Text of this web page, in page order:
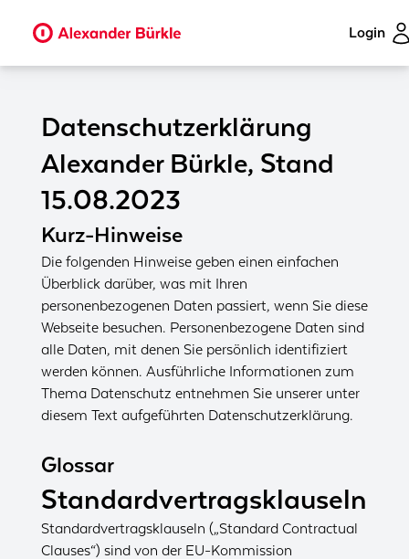
Login
Datenschutzerklärung
Alexander Bürkle, Stand
15.08.2023
Kurz-Hinweise
Die folgenden Hinweise geben einen einfachen
Überblick darüber, was mit Ihren
personenbezogenen Daten passiert, wenn Sie diese
Webseite besuchen. Personenbezogene Daten sind
alle Daten, mit denen Sie persönlich identifiziert
werden können. Ausführliche Informationen zum
Thema Datenschutz entnehmen Sie unserer unter
diesem Text aufgeführten Datenschutzerklärung.
Glossar
Standardvertragsklauseln
Standardvertragsklauseln („Standard Contractual
Clauses“) sind von der EU-Kommission